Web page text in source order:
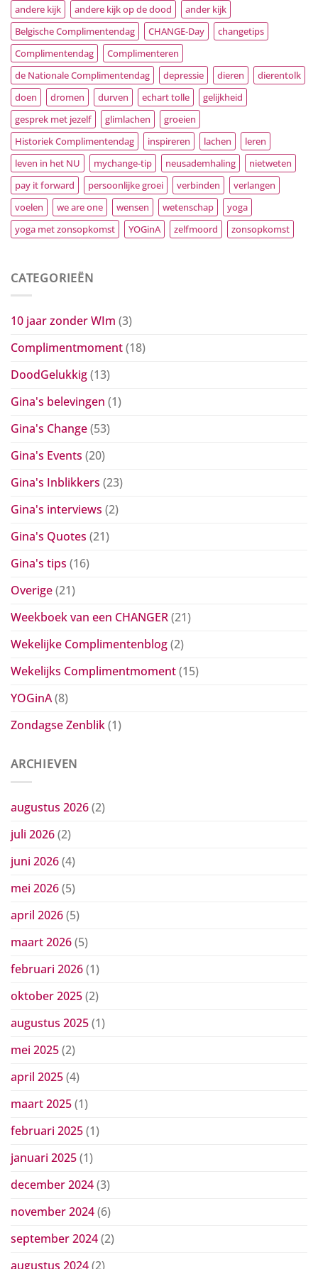
andere kijk
andere kijk op de dood
ander kijk
Belgische Complimentendag
CHANGE-Day
changetips
Complimentendag
Complimenteren
de Nationale Complimentendag
depressie dieren
dierentolk
doen
dromen durven echart tolle
gelijkheid
gesprek met jezelf
glimlachen
groeien
Historiek Complimentendag
inspireren lachen
leren
leven in het NU
mychange-tip neusademhaling
nietweten
pay it forward
persoonlijke groei verbinden
verlangen
voelen
we are one wensen wetenschap
yoga
yoga met zonsopkomst
YOGinA zelfmoord zonsopkomst
CATEGORIEËN
10 jaar zonder WIm (3)
Complimentmoment(18)
DoodGelukkig(13)
Gina's belevingen (1)
Gina's Change(53)
Gina's Events (20)
Gina's Inblikkers (23)
Gina's interviews (2)
Gina's Quotes (21)
Gina's tips (16)
Overige(21)
Weekboek van een CHANGER(21)
Wekelijke Complimentenblog(2)
Wekelijks Complimentmoment(15)
YOGinA(8)
Zondagse Zenblik(1)
ARCHIEVEN
augustus 2026(2)
juli 2026(2)
juni 2026(4)
mei 2026(5)
april 2026(5)
maart 2026(5)
februari 2026(1)
oktober 2025(2)
augustus 2025(1)
mei 2025(2)
april 2025(4)
maart 2025(1)
februari 2025(1)
januari 2025(1)
december 2024(3)
november 2024(6)
september 2024(2)
augustus 2024(2)